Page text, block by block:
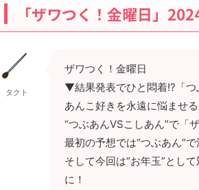
「ザワつく！金曜日」
タクト
ザワつく！金曜日
▼結果発表でひと悶着!?「
あんこ好きを永遠に悩ませ
“つぶあんVSこしあん”で「
最初の予想では“つぶあん”
そして今回は“お年玉”とし
に！